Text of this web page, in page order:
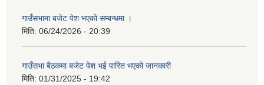
गाउँसभामा बजेट पेश भएको सम्बन्धमा ।
मिति: 06/24/2026 - 20:39
गाउँसभा बैठकमा बजेट पेश भई पारित भएको जानकारी
मिति: 01/31/2025 - 19:42